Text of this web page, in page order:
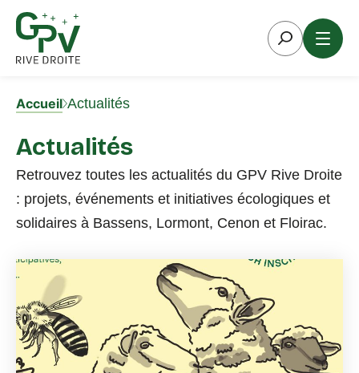
Aller
Accueil Actualités
Actualités
Retrouvez toutes les actualités du GPV Rive Droite
: projets, événements et initiatives écologiques et
solidaires à Bassens, Lormont, Cenon et Floirac.